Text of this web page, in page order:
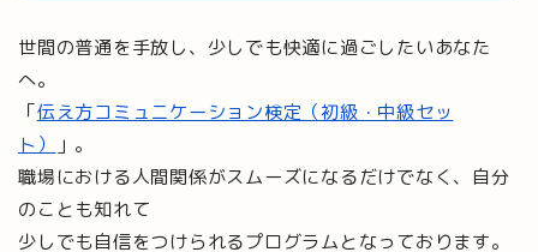
世間の普通を手放し、少しでも快適に過ごしたいあなた
へ。
「伝え方コミュニケーション検定（初級・中級セッ
ト）
」。
職場における人間関係がスムーズになるだけでなく、自分
のことも知れて
少しでも自信をつけられるプログラムとなっております。